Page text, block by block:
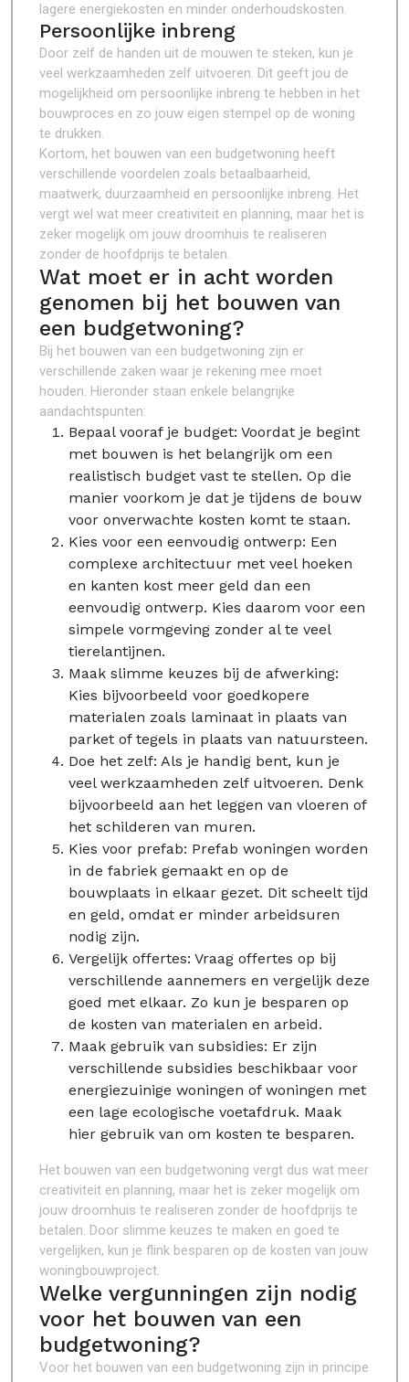
lagere energiekosten en minder onderhoudskosten.
Persoonlijke inbreng
Door zelf de handen uit de mouwen te steken, kun je
veel werkzaamheden zelf uitvoeren. Dit geeft jou de
mogelijkheid om persoonlijke inbreng te hebben in het
bouwproces en zo jouw eigen stempel op de woning
te drukken.
Kortom, het bouwen van een budgetwoning heeft
verschillende voordelen zoals betaalbaarheid,
maatwerk, duurzaamheid en persoonlijke inbreng. Het
vergt wel wat meer creativiteit en planning, maar het is
zeker mogelijk om jouw droomhuis te realiseren
zonder de hoofdprijs te betalen.
Wat moet er in acht worden
genomen bij het bouwen van
een budgetwoning?
Bij het bouwen van een budgetwoning zijn er
verschillende zaken waar je rekening mee moet
houden. Hieronder staan enkele belangrijke
aandachtspunten:
Bepaal vooraf je budget: Voordat je begint
met bouwen is het belangrijk om een
realistisch budget vast te stellen. Op die
manier voorkom je dat je tijdens de bouw
voor onverwachte kosten komt te staan.
Kies voor een eenvoudig ontwerp: Een
complexe architectuur met veel hoeken
en kanten kost meer geld dan een
eenvoudig ontwerp. Kies daarom voor een
simpele vormgeving zonder al te veel
tierelantijnen.
Maak slimme keuzes bij de afwerking:
Kies bijvoorbeeld voor goedkopere
materialen zoals laminaat in plaats van
parket of tegels in plaats van natuursteen.
Doe het zelf: Als je handig bent, kun je
veel werkzaamheden zelf uitvoeren. Denk
bijvoorbeeld aan het leggen van vloeren of
het schilderen van muren.
Kies voor prefab: Prefab woningen worden
in de fabriek gemaakt en op de
bouwplaats in elkaar gezet. Dit scheelt tijd
en geld, omdat er minder arbeidsuren
nodig zijn.
Vergelijk offertes: Vraag offertes op bij
verschillende aannemers en vergelijk deze
goed met elkaar. Zo kun je besparen op
de kosten van materialen en arbeid.
Maak gebruik van subsidies: Er zijn
verschillende subsidies beschikbaar voor
energiezuinige woningen of woningen met
een lage ecologische voetafdruk. Maak
hier gebruik van om kosten te besparen.
Het bouwen van een budgetwoning vergt dus wat meer
creativiteit en planning, maar het is zeker mogelijk om
jouw droomhuis te realiseren zonder de hoofdprijs te
betalen. Door slimme keuzes te maken en goed te
vergelijken, kun je flink besparen op de kosten van jouw
woningbouwproject.
Welke vergunningen zijn nodig
voor het bouwen van een
budgetwoning?
Voor het bouwen van een budgetwoning zijn in principe